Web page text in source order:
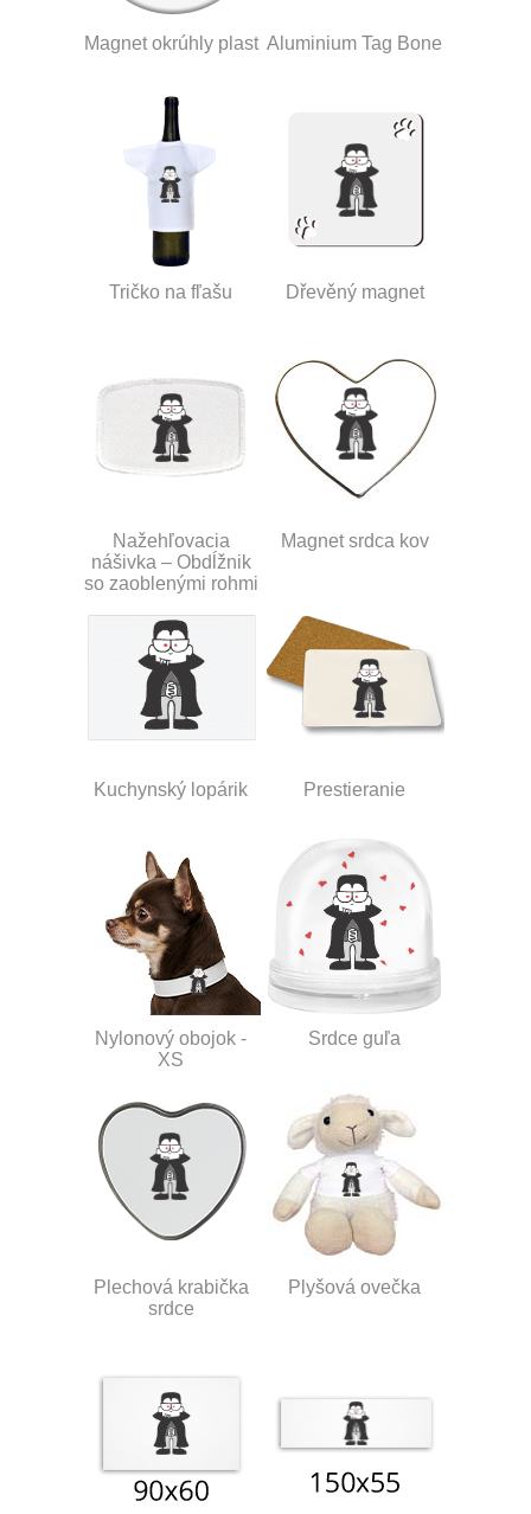
Magnet okrúhly plast Aluminium Tag Bone
Tričko na fľašu Dřevěný magnet
Nažehľovacia
nášivka – Obdĺžnik
so zaoblenými rohmi
Magnet srdca kov
Kuchynský lopárik Prestieranie
Nylonový obojok -
XS
Srdce guľa
Plechová krabička
srdce
Plyšová ovečka